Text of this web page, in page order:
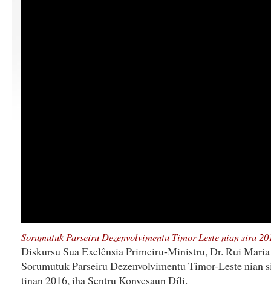
Sorumutuk Parseiru Dezenvolvimentu Timor-Leste nian sira
Diskursu Sua Exelênsia Primeiru-Ministru, Dr. Rui
Sorumutuk Parseiru Dezenvolvimentu Timor-Leste nian
tinan 2016, iha Sentru Konvesaun Díli.